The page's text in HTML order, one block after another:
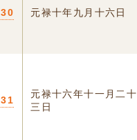
元禄十年九月十六日
元禄十六年十一月二十
三日